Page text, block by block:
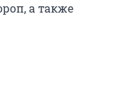
а также